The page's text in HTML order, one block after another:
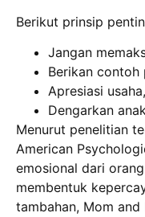
Berikut prinsip
Jangan
Berikan contoh
Apresiasi
Dengarkan
Menurut penelitian
American
emosional dari
membentuk
tambahan, Mom